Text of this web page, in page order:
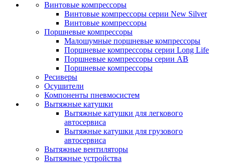
Винтовые компрессоры
Винтовые компрессоры серии New Silver
Винтовые компрессоры
Поршневые компрессоры
Малошумные поршневые компрессоры
Поршневые компрессоры серии Long Life
Поршневые компрессоры серии AB
Поршневые компрессоры
Ресиверы
Осушители
Компоненты пневмосистем
Вытяжные катушки
Вытяжные катушки для легкового
автосервиса
Вытяжные катушки для грузового
автосервиса
Вытяжные вентиляторы
Вытяжные устройства